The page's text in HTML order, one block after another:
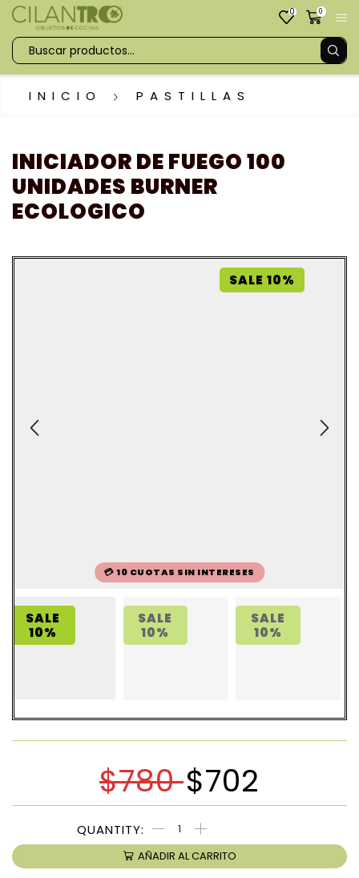
0 0
INICIO PASTILLAS
INICIADOR DE FUEGO 100
UNIDADES BURNER
ECOLOGICO
SALE 10%
💳 10 CUOTAS SIN INTERESES
SALE
10%
SALE
10%
SALE
10%
$780 $702
AÑADIR AL CARRITO